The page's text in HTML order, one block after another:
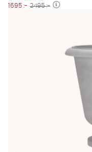
1695 :- 2495 :-